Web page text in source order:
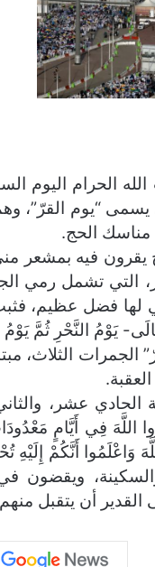
الحرام اليوم
يسمى “يوم
مناسك الحج.
يقرون فيه
التي تشمل رمي
لها فضل عظيم،
يَوْمُ النَّحْرِ ثُمَّ يَوْمُ
الثلاث،
عشر،
اللَّهَ فِي أَيَّامٍ
وَاعْلَمُوا أَنَّكُمْ
ويقضون
القدير أن يتقبل